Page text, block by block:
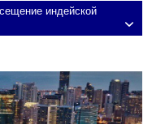
индейской